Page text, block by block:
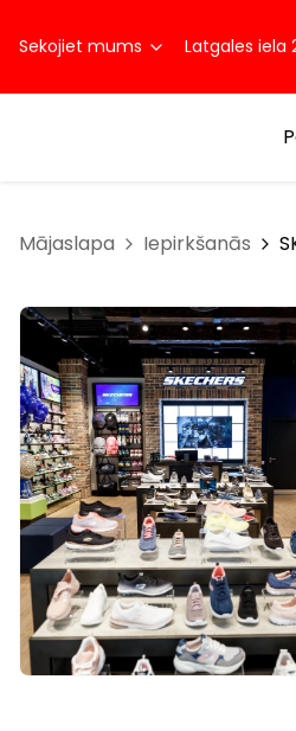
Sekojiet mums Latgales iela
Mājaslapa Iepirkšanās